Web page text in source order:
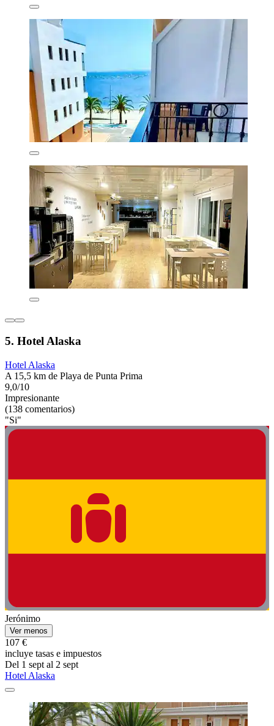
5. Hotel Alaska
Hotel Alaska
A 15,5 km de Playa de Punta Prima
9,0/10
Impresionante
(138 comentarios)
"Si"
Jerónimo
Ver menos
107 €
incluye tasas e impuestos
Del 1 sept al 2 sept
Hotel Alaska